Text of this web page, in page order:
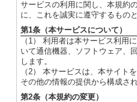
サービスの利用に関し、本規約
に、これを誠実に遵守するものと
第1条（本サービスについて）
（1） 利用者は本サービス利用
いて通信機器、ソフトウェア、
します。
（2） 本サービスは、本サイト
その他の情報の提供から構成され
第2条（本規約の変更）